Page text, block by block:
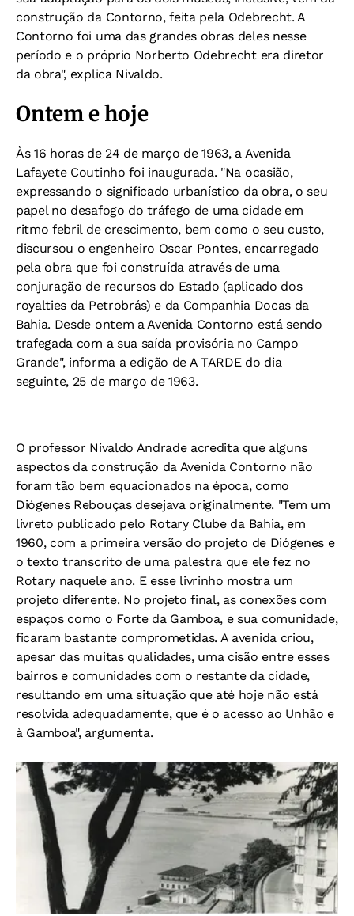
construção da Contorno, feita pela Odebrecht. A
Contorno foi uma das grandes obras deles nesse
período e o próprio Norberto Odebrecht era diretor
da obra", explica Nivaldo.
Ontem e hoje
Às 16 horas de 24 de março de 1963, a Avenida
Lafayete Coutinho foi inaugurada. "Na ocasião,
expressando o significado urbanístico da obra, o seu
papel no desafogo do tráfego de uma cidade em
ritmo febril de crescimento, bem como o seu custo,
discursou o engenheiro Oscar Pontes, encarregado
pela obra que foi construída através de uma
conjuração de recursos do Estado (aplicado dos
royalties da Petrobrás) e da Companhia Docas da
Bahia. Desde ontem a Avenida Contorno está sendo
trafegada com a sua saída provisória no Campo
Grande", informa a edição de A TARDE do dia
seguinte, 25 de março de 1963.
O professor Nivaldo Andrade acredita que alguns
aspectos da construção da Avenida Contorno não
foram tão bem equacionados na época, como
Diógenes Rebouças desejava originalmente. "Tem um
livreto publicado pelo Rotary Clube da Bahia, em
1960, com a primeira versão do projeto de Diógenes e
o texto transcrito de uma palestra que ele fez no
Rotary naquele ano. E esse livrinho mostra um
projeto diferente. No projeto final, as conexões com
espaços como o Forte da Gamboa, e sua comunidade,
ficaram bastante comprometidas. A avenida criou,
apesar das muitas qualidades, uma cisão entre esses
bairros e comunidades com o restante da cidade,
resultando em uma situação que até hoje não está
resolvida adequadamente, que é o acesso ao Unhão e
à Gamboa", argumenta.